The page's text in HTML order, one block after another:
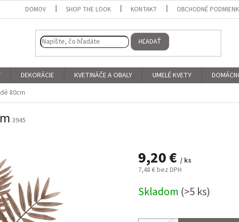
DOMOV SHOP THE LOOK KONTAKT OBCHODNÉ
HĽADAŤ
DEKORÁCIE KVETINÁČE A OBALY UMELÉ KVETY
80cm
3945
9,20 € / ks
7,48 € bez DPH
cena:
Skladom (>5 ks)